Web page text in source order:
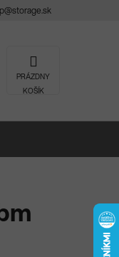
NÁKUPNÝ
KOŠÍK
PRÁZDNY
KOŠÍK